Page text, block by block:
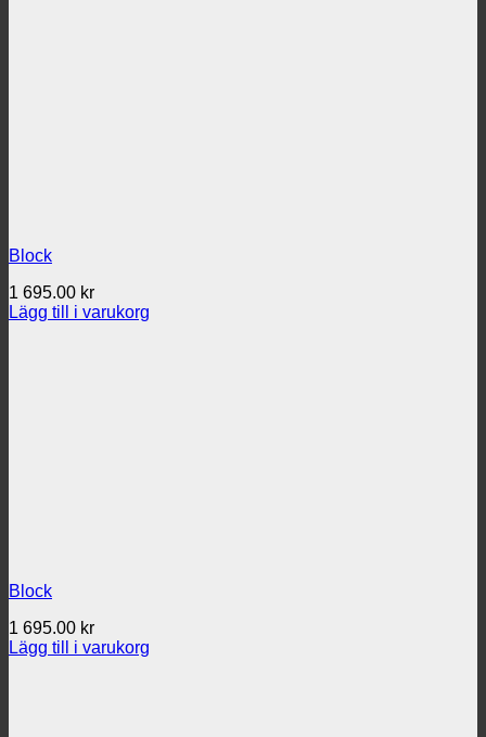
Block
1 695.00 kr
Lägg till i varukorg
Block
1 695.00 kr
Lägg till i varukorg